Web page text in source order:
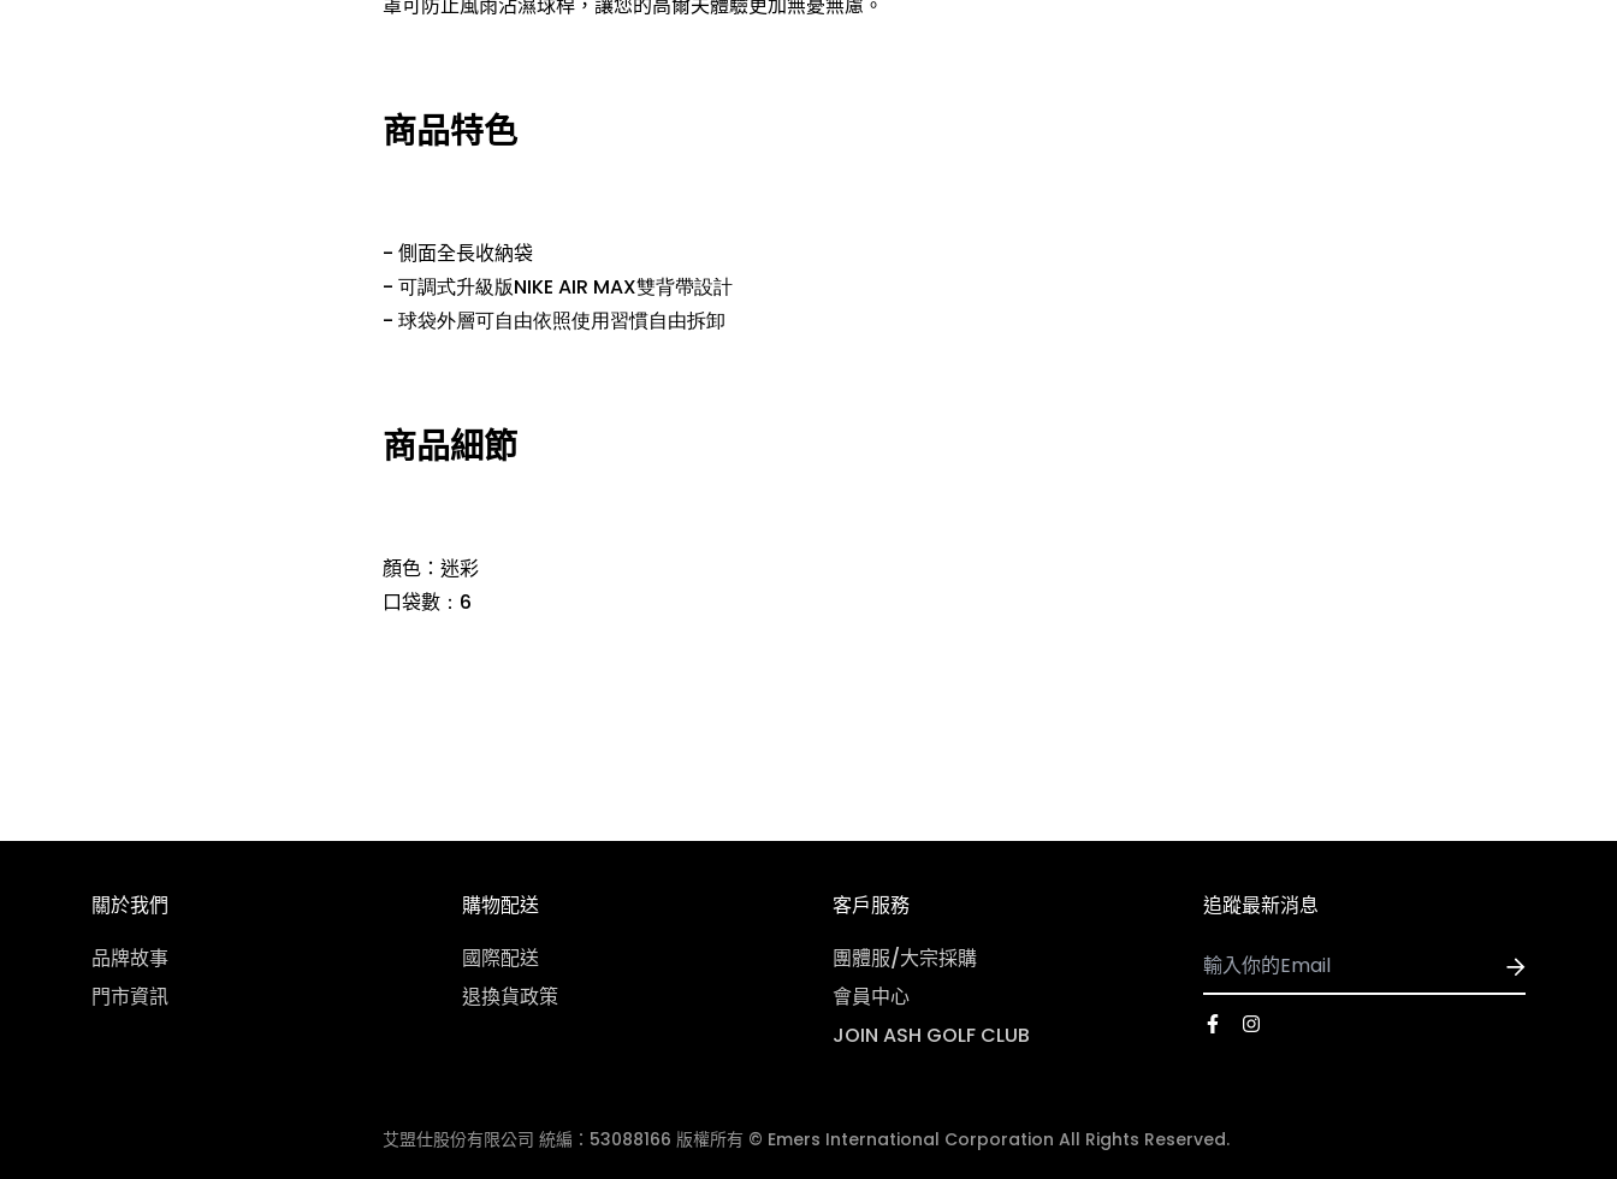
商品特色
- 側面全長收納袋
- 可調式升級版NIKE AIR MAX雙背帶設計
- 球袋外層可自由依照使用習慣自由拆卸
商品細節
顏色：迷彩
口袋數 ：6
關於我們
品牌故事
門市資訊
購物配送
國際配送
退換貨政策
客戶服務
團體服/大宗採購
會員中心
JOIN ASH GOLF CLUB
追蹤最新消息
艾盟仕股份有限公司 統編：53088166 版權所有 © Emers International Corporation All Rights Reserved.